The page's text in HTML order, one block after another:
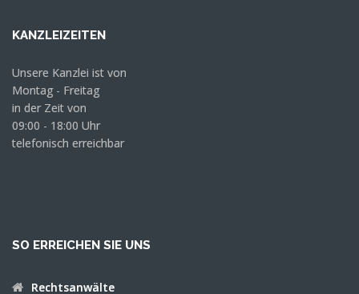
KANZLEIZEITEN
Unsere Kanzlei ist von
Montag - Freitag
in der Zeit von
09:00 - 18:00 Uhr
telefonisch erreichbar
SO ERREICHEN SIE UNS
Rechtsanwälte